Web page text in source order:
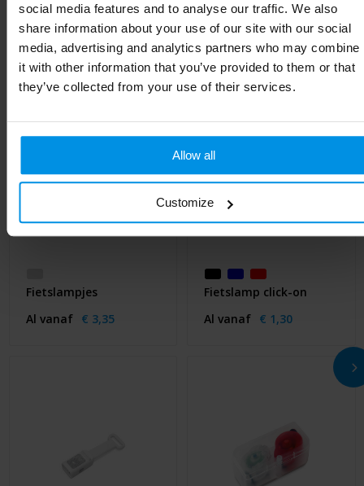
social media features and to analyse our traffic. We also
share information about your use of our site with our social
media, advertising and analytics partners who may combine
it with other information that you’ve provided to them or that
they’ve collected from your use of their services.
Allow all
Customize
Gerelateerde producten
Fietslampjes
Al vanaf € 3,35
Fietslamp click-on
Al vanaf € 1,30